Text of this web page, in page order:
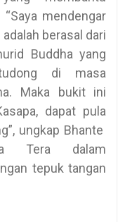
mendengar
berasal dari
Buddha yang
di masa
Maka bukit ini
dapat pula
ungkap Bhante
Tera dalam
tepuk tangan